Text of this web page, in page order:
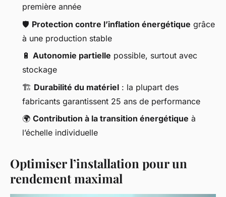
première année
🛡️ Protection contre l’inflation énergétique grâce
à une production stable
🔋 Autonomie partielle possible, surtout avec
stockage
🏗️ Durabilité du matériel : la plupart des
fabricants garantissent 25 ans de performance
🌍 Contribution à la transition énergétique à
l’échelle individuelle
Optimiser l’installation pour un
rendement maximal